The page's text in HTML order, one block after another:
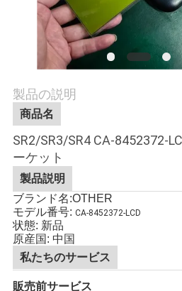
連
絡
く
だ
さ
い
製品の説明
商品名
SR2/SR3/SR4 CA-8452372-
ーケット
製品説明
ブランド名:OTHER
モデル番号: CA-8452372-LCD
状態: 新品
原産国: 中国
私たちのサービス
販売前サービス